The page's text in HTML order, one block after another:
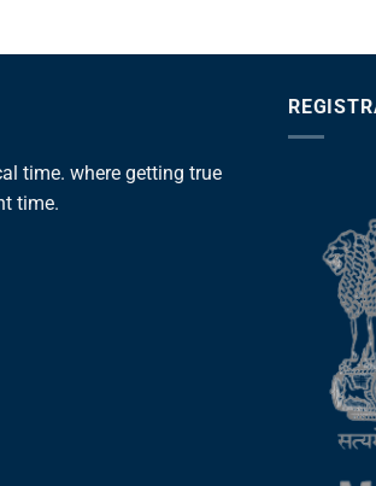
time. where getting true
time.